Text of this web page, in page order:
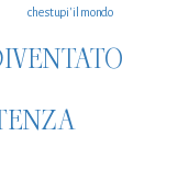
che stupi' il mondo